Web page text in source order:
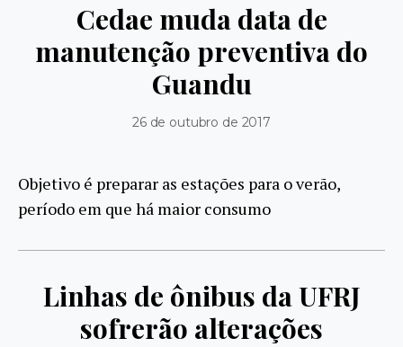
Cedae muda data de
manutenção preventiva do
Guandu
26 de outubro de 2017
Objetivo é preparar as estações para o verão,
período em que há maior consumo
Linhas de ônibus da UFRJ
sofrerão alterações